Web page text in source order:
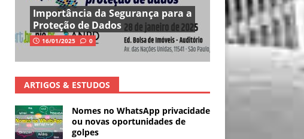
Importância da Segurança para a
Proteção de Dados
16/01/2025 0
ARTIGOS & ESTUDOS
Nomes no WhatsApp privacidade
ou novas oportunidades de
golpes